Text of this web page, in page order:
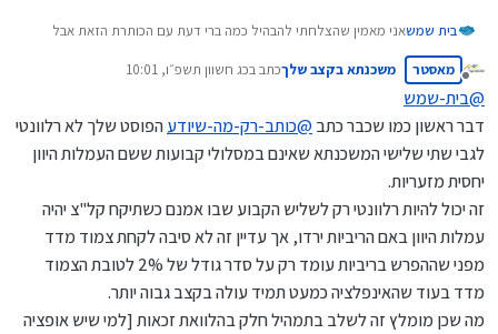
בית שמשאני מאמין שהצלחתי להבהיל כמה ברי דעת עם הכותרת הזאת אבל
הרי כיום הריביות גבוהות זה לא סוד אם ניקח מסלול לא צמוד קבוע
שהריביות יהיו שפויות נצטרך לשלם קנס לא קטן, אז אולי עדיף לקחת
צמוד מדד ולקבל ריבית בסביבות ה2.5 מקסימום 3 אחוז, נכון שנפסיד
את המדד אבל אם הממוצע שבשנה המדד עולה ב2.5 אחוז אז זה
מצטמצם כבר בריבית הנמוכה שקיבלנו ובנוסף כשנמחזר בעוד
שנה-שנתיים (ואז כבר לא נצמיד למדד) נחסוך קנסות בסך עשרות
אלפי שקלים!!!
אשמח לשמוע את דעתכם בנושא
מנותק
מאסטר משכנתא בקצב שלךכתב בכג חשוון תשפ״ו, 10:01
נערך לאחרונה על ידי
@בית-שמש
דבר ראשון כמו שכבר כתב@כותב-רק-מה-שיודעהפוסט שלך לא רלוונטי
לגבי שתי שלישי המשכנתא שאינם במסלולי קבועות ששם העמלות היוון
יחסית מזעריות.
זה יכול להיות רלוונטי רק לשליש הקבוע שבו אמנם כשתיקח קל"צ יהיה
עמלות היוון באם הריביות ירדו, אך עדיין זה לא סיבה לקחת צמוד מדד
מפני שההפרש בריביות עומד רק על סדר גודל של 2% לטובת הצמוד
מדד בעוד שהאינפלציה כמעט תמיד עולה בקצב גבוה יותר.
מה שכן מומלץ זה לשלב בתמהיל חלק בהלוואת זכאות [למי שיש אופציה